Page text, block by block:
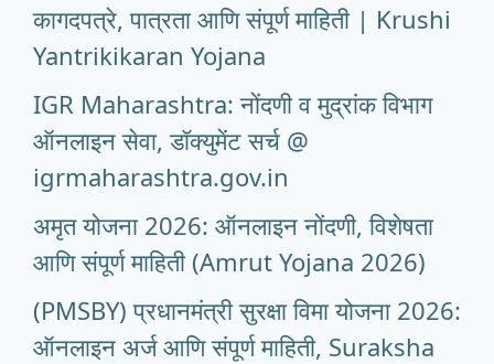
कागदपत्रे, पात्रता आणि संपूर्ण माहिती | Krushi
Yantrikikaran Yojana
IGR Maharashtra: नोंदणी व मुद्रांक विभाग
ऑनलाइन सेवा, डॉक्युमेंट सर्च @
igrmaharashtra.gov.in
अमृत योजना 2026: ऑनलाइन नोंदणी, विशेषता
आणि संपूर्ण माहिती (Amrut Yojana 2026)
(PMSBY) प्रधानमंत्री सुरक्षा विमा योजना 2026:
ऑनलाइन अर्ज आणि संपूर्ण माहिती, Suraksha